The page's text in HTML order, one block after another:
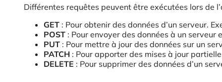
Différentes requêtes peuvent être exécutées lors de
GET : Pour obtenir des données d’un serveur.
POST : Pour envoyer des données à un
PUT : Pour mettre à jour des données sur un
PATCH : Pour apporter des mises à jour
DELETE : Pour supprimer des données d’un